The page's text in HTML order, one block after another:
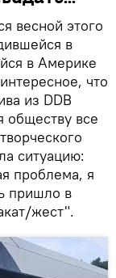
весной этого
в
в Америке
что
из DDB
обществу все
ситуацию:
проблема, я
пришло в
жест".